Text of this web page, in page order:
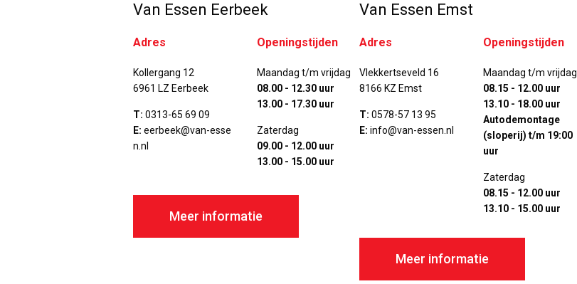
Van Essen Eerbeek
Adres
Kollergang 12
6961 LZ Eerbeek
T: 0313-65 69 09
E: eerbeek@van-esse
n.nl
Openingstijden
Maandag t/m vrijdag
08.00 - 12.30 uur
13.00 - 17.30 uur
Zaterdag
09.00 - 12.00 uur
13.00 - 15.00 uur
Meer informatie
Van Essen Emst
Adres
Vlekkertseveld 16
8166 KZ Emst
T: 0578-57 13 95
E: info@van-essen.nl
Openingstijden
Maandag t/m vrijdag
08.15 - 12.00 uur
13.10 - 18.00 uur
Autodemontage
(sloperij) t/m 19:00
uur
Zaterdag
08.15 - 12.00 uur
13.10 - 15.00 uur
Meer informatie